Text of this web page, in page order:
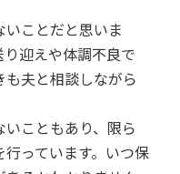
ことだと思いま
迎えや体調不良で
夫と相談しながら
こともあり、限ら
っています。いつ保